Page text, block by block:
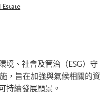
Estate
境、社會及管治（ESG）守
，旨在加強與氣候相關的資
持續發展願景。